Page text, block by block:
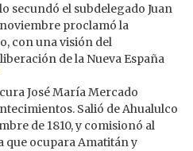
secundó el subdelegado Juan
noviembre proclamó la
con una visión del
de la Nueva España
José María Mercado
Salió de Ahualulco
de 1810, y comisionó al
que ocupara Amatitán y